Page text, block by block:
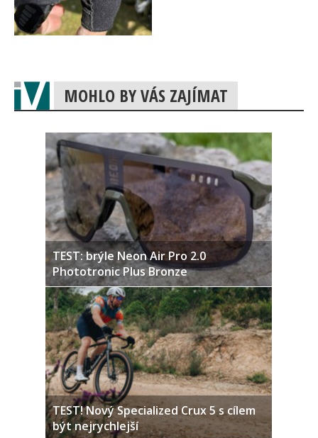
MOHLO BY VÁS ZAJÍMAT
TEST: brýle Neon Air Pro 2.0
Phototronic Plus Bronze
TEST! Nový Specialized Crux 5 s cílem
být nejrychlejší